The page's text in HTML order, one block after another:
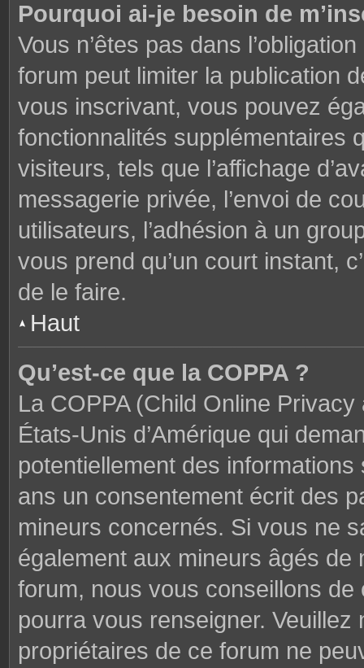
Pourquoi ai-je besoin de
Vous n’êtes pas dans
forum peut limiter la publication
vous inscrivant, vous pouvez
fonctionnalités supplémentaires
visiteurs, tels que l’affichage
messagerie privée, l’envoi de
utilisateurs, l’adhésion à un
vous prend qu’un court instant,
de le faire.
Haut
Qu’est-ce que la COPPA ?
La COPPA (Child Online
États-Unis d’Amérique qui
potentiellement des
ans un consentement écrit des
mineurs concernés. Si vous ne
également aux mineurs âgés
forum, nous vous conseillons
pourra vous renseigner.
propriétaires de ce forum ne